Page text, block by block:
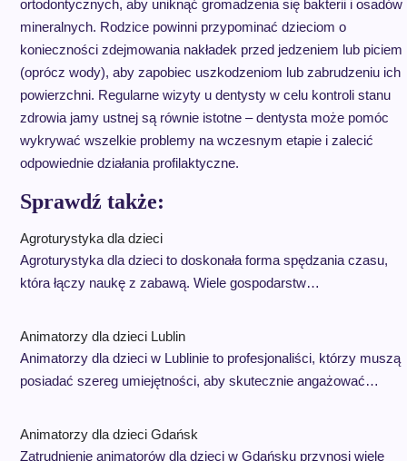
ortodontycznych, aby uniknąć gromadzenia się bakterii i osadów
mineralnych. Rodzice powinni przypominać dzieciom o
konieczności zdejmowania nakładek przed jedzeniem lub piciem
(oprócz wody), aby zapobiec uszkodzeniom lub zabrudzeniu ich
powierzchni. Regularne wizyty u dentysty w celu kontroli stanu
zdrowia jamy ustnej są równie istotne – dentysta może pomóc
wykrywać wszelkie problemy na wczesnym etapie i zalecić
odpowiednie działania profilaktyczne.
Sprawdź także:
Agroturystyka dla dzieci
Agroturystyka dla dzieci to doskonała forma spędzania czasu,
która łączy naukę z zabawą. Wiele gospodarstw…
Animatorzy dla dzieci Lublin
Animatorzy dla dzieci w Lublinie to profesjonaliści, którzy muszą
posiadać szereg umiejętności, aby skutecznie angażować…
Animatorzy dla dzieci Gdańsk
Zatrudnienie animatorów dla dzieci w Gdańsku przynosi wiele